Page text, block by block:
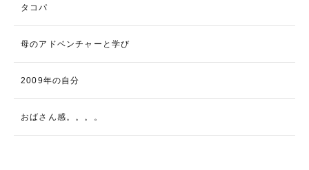
タコパ
母のアドベンチャーと学び
2009年の自分
おばさん感。。。。